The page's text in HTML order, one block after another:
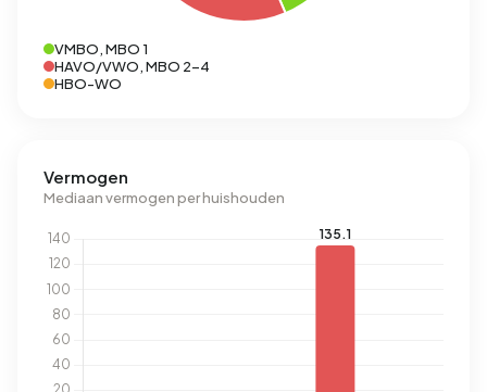
VMBO, MBO 1
HAVO/VWO, MBO 2-4
HBO-WO
Vermogen
Mediaan vermogen per huishouden